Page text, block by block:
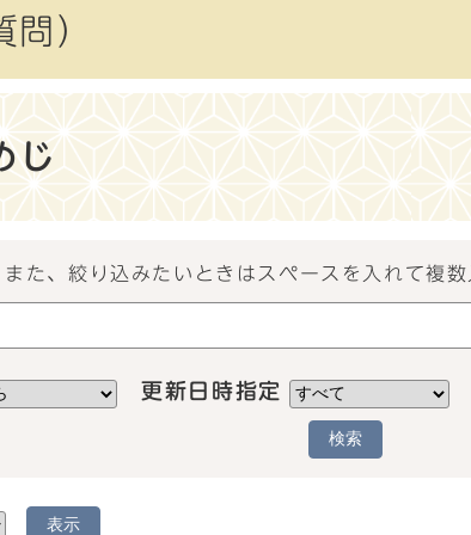
）
じ
た、絞り込みたいときはスペースを入れて複数
更新日時指定
検索
表示